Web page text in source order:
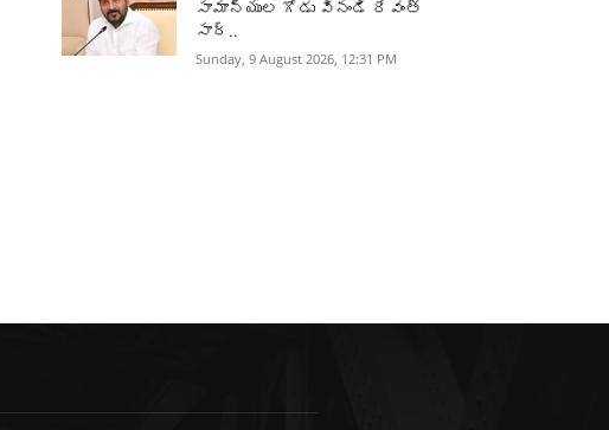
సామాన్యుల గోడు వినండి రేవంత్
సార్..
Sunday, 9 August 2026, 12:31 PM